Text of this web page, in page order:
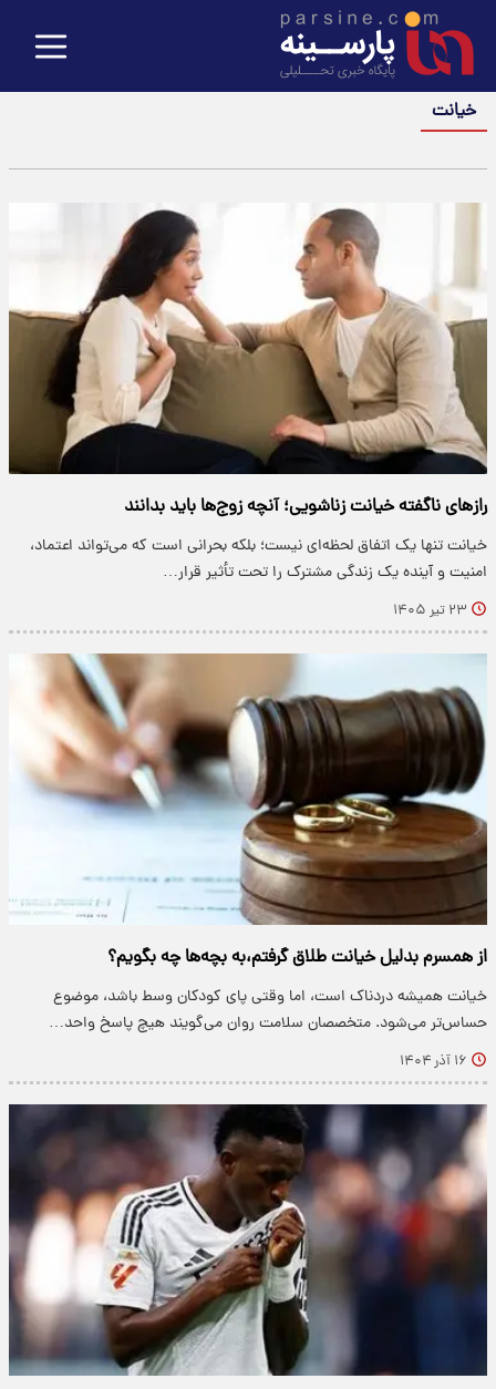
خیانت
رازهای ناگفته خیانت زناشویی؛ آنچه زوج‌ها باید بدانند
خیانت تنها یک اتفاق لحظه‌ای نیست؛ بلکه بحرانی است که می‌تواند اعتماد،
امنیت و آینده یک زندگی مشترک را تحت تأثیر قرار…
۲۳ تیر ۱۴۰۵
از همسرم بدلیل خیانت طلاق گرفتم،به بچه‌ها چه بگویم؟
خیانت همیشه دردناک است، اما وقتی پای کودکان وسط باشد، موضوع
حساس‌تر می‌شود. متخصصان سلامت روان می‌گویند هیچ پاسخ واحد…
۱۶ آذر ۱۴۰۴